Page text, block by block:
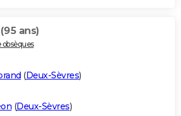
(95 ans)
(Deux-Sèvres)
(Deux-Sèvres)